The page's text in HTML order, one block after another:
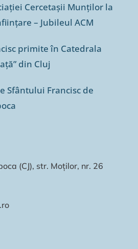
Cercetașii Munților la
– Jubileul ACM
primite în Catedrala
din Cluj
Sfântului Francisc de
(CJ), str. Moților, nr. 26